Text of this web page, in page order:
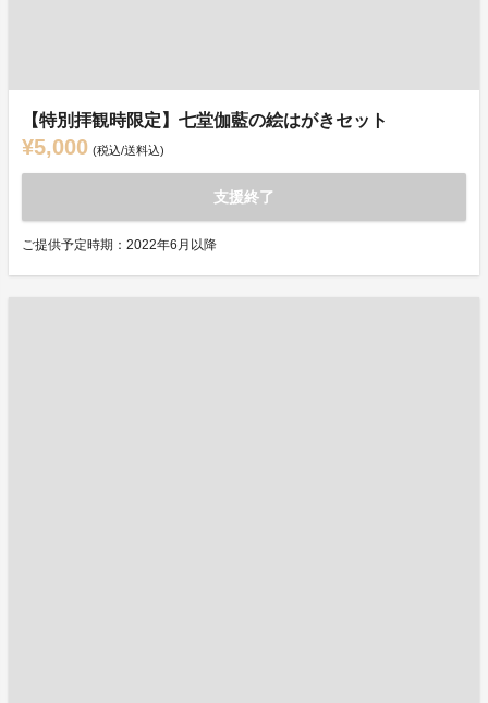
【特別拝観時限定】七堂伽藍の絵はがきセット
¥5,000 (税込/送料込)
支援終了
ご提供予定時期：2022年6月以降